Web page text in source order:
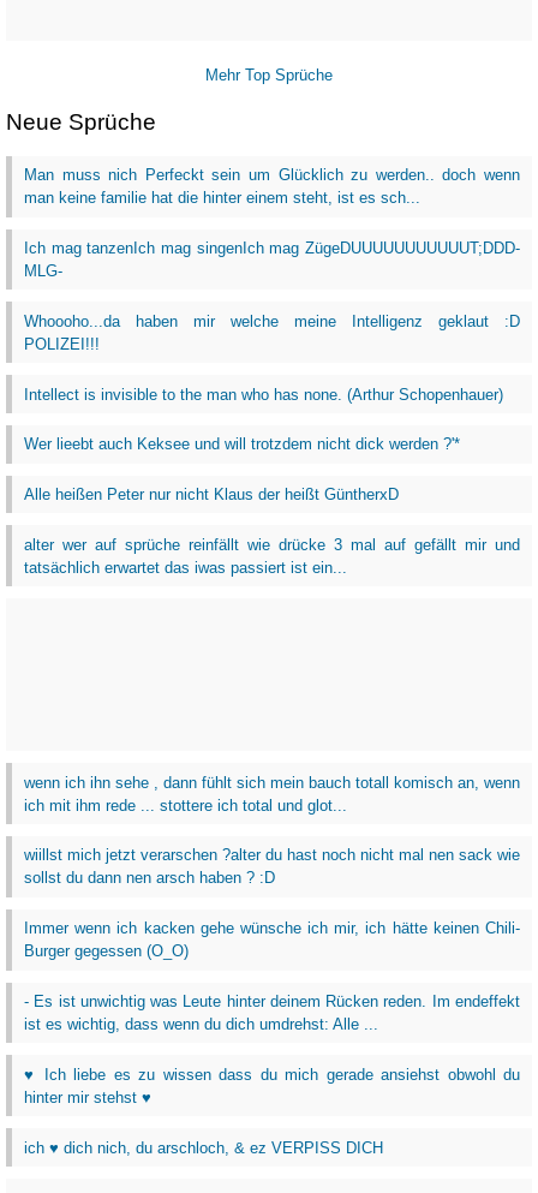
Mehr Top Sprüche
Neue Sprüche
Man muss nich Perfeckt sein um Glücklich zu werden.. doch wenn
man keine familie hat die hinter einem steht, ist es sch...
Ich mag tanzenIch mag singenIch mag ZügeDUUUUUUUUUUUT;DDD-
MLG-
Whoooho...da haben mir welche meine Intelligenz geklaut :D
POLIZEI!!!
Intellect is invisible to the man who has none. (Arthur Schopenhauer)
Wer lieebt auch Keksee und will trotzdem nicht dick werden ?'*
Alle heißen Peter nur nicht Klaus der heißt GüntherxD
alter wer auf sprüche reinfällt wie drücke 3 mal auf gefällt mir und
tatsächlich erwartet das iwas passiert ist ein...
wenn ich ihn sehe , dann fühlt sich mein bauch totall komisch an, wenn
ich mit ihm rede ... stottere ich total und glot...
wiillst mich jetzt verarschen ?alter du hast noch nicht mal nen sack wie
sollst du dann nen arsch haben ? :D
Immer wenn ich kacken gehe wünsche ich mir, ich hätte keinen Chili-
Burger gegessen (O_O)
- Es ist unwichtig was Leute hinter deinem Rücken reden. Im endeffekt
ist es wichtig, dass wenn du dich umdrehst: Alle ...
♥ Ich liebe es zu wissen dass du mich gerade ansiehst obwohl du
hinter mir stehst ♥
ich ♥ dich nich, du arschloch, & ez VERPISS DICH